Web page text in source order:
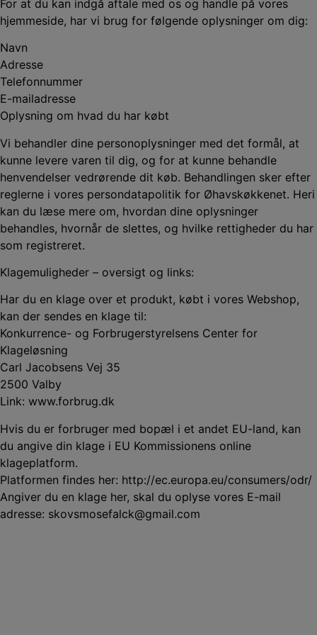
For at du kan indgå aftale med os og handle på vores
hjemmeside, har vi brug for følgende oplysninger om dig:
Navn
Adresse
Telefonnummer
E-mailadresse
Oplysning om hvad du har købt
Vi behandler dine personoplysninger med det formål, at
kunne levere varen til dig, og for at kunne behandle
henvendelser vedrørende dit køb. Behandlingen sker efter
reglerne i vores persondatapolitik for Øhavskøkkenet. Heri
kan du læse mere om, hvordan dine oplysninger
behandles, hvornår de slettes, og hvilke rettigheder du har
som registreret.
Klagemuligheder – oversigt og links:
Har du en klage over et produkt, købt i vores Webshop,
kan der sendes en klage til:
Konkurrence- og Forbrugerstyrelsens Center for
Klageløsning
Carl Jacobsens Vej 35
2500 Valby
Link: www.forbrug.dk
Hvis du er forbruger med bopæl i et andet EU-land, kan
du angive din klage i EU Kommissionens online
klageplatform.
Platformen findes her: http://ec.europa.eu/consumers/odr/
Angiver du en klage her, skal du oplyse vores E-mail
adresse: skovsmosefalck@gmail.com